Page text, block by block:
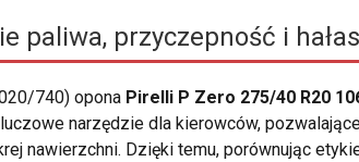
paliwa, przyczepność i hałas
740) opona Pirelli P Zero 275/40 R20
narzędzie dla kierowców,
nawierzchni. Dzięki temu, porównując